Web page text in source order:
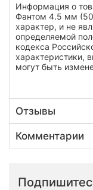
Информация о
Фантом 4.5 мм (50
характер, и не
определяемой
кодекса
характеристики,
могут быть
Отзывы
Комментарии